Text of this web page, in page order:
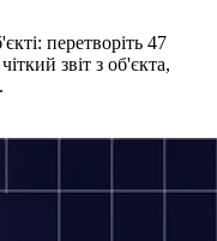
перетворіть 47
звіт з об'єкта,